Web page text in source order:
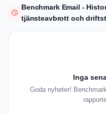
Benchmark Email -
tjänsteavbrott och
Inga
Goda nyheter!